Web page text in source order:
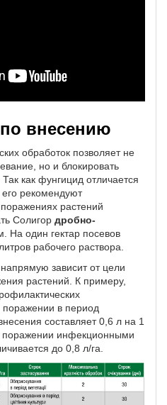
внесению
обработок позволяет не
но и блокировать
как фунгицид отличается
рекомендуют
растений
Солигор дробно-
На один гектар посевов
рабочего раствора.
зависит от цели
растений. К примеру,
в период
составляет 0,6 л на 1
инфекционными
до 0,8 л/га.